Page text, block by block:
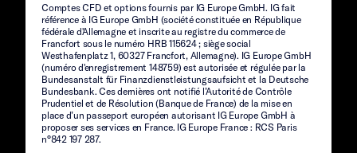
Comptes CFD et options fournis par IG Europe GmbH. IG fait
référence à IG Europe GmbH (société constituée en République
fédérale d'Allemagne et inscrite au registre du commerce de
Francfort sous le numéro HRB 115624 ; siège social
Westhafenplatz 1, 60327 Francfort, Allemagne). IG Europe GmbH
(numéro d'enregistrement 148759) est autorisée et régulée par la
Bundesanstalt für Finanzdienstleistungsaufsicht et la Deutsche
Bundesbank. Ces dernières ont notifié l’Autorité de Contrôle
Prudentiel et de Résolution (Banque de France) de la mise en
place d’un passeport européen autorisant IG Europe GmbH à
proposer ses services en France. IG Europe France : RCS Paris
n°842 197 287.